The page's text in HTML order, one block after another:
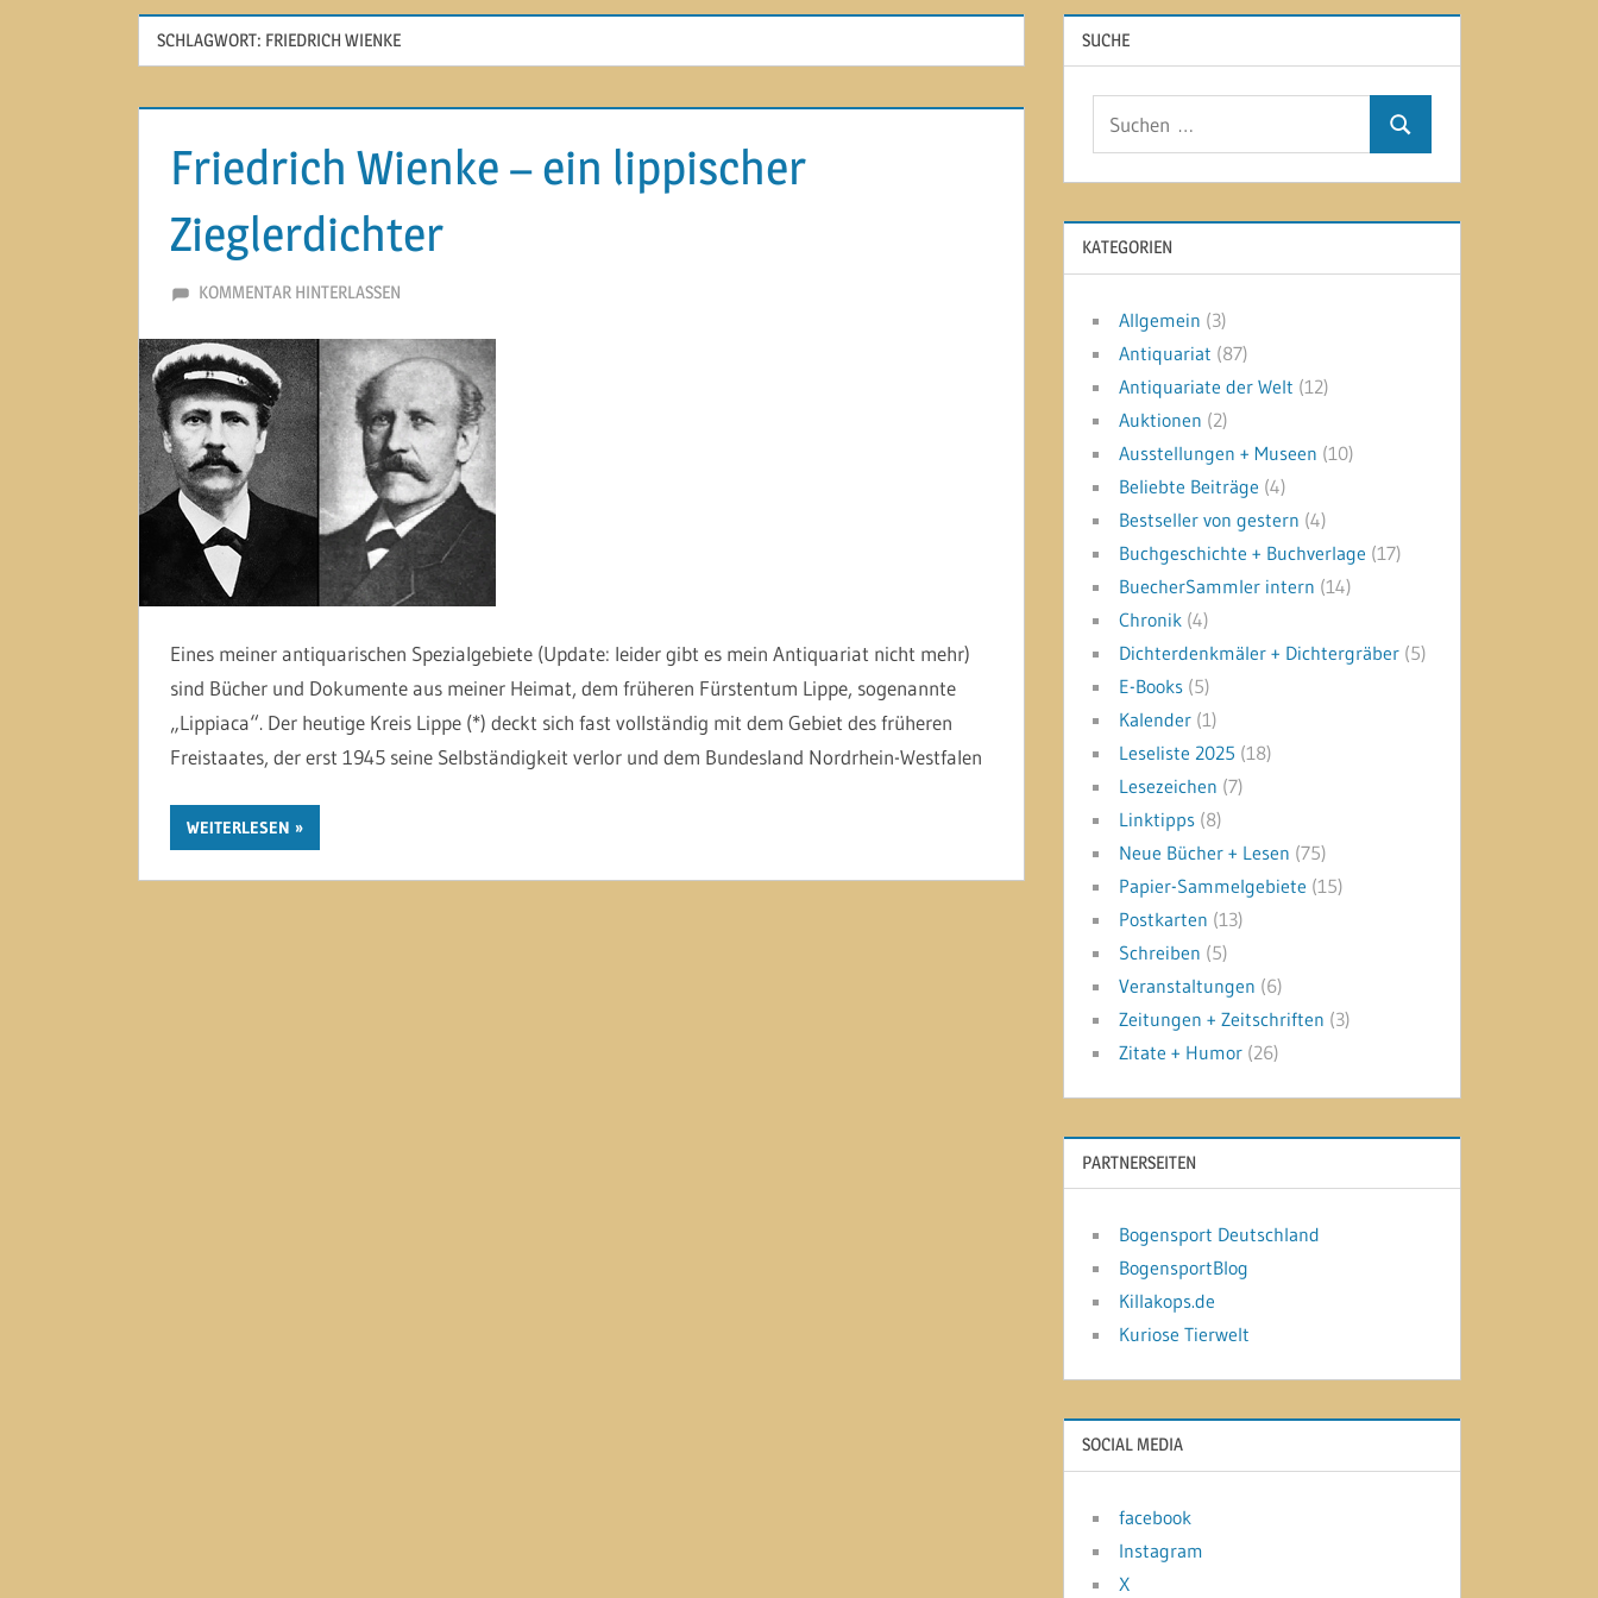
SCHLAGWORT: FRIEDRICH WIENKE
Friedrich Wienke – ein lippischer
Zieglerdichter
16. SEPTEMBER 2013
MARTINA BERG
KOMMENTAR HINTERLASSEN
Eines meiner antiquarischen Spezialgebiete (Update: leider gibt es mein Antiquariat nicht mehr)
sind Bücher und Dokumente aus meiner Heimat, dem früheren Fürstentum Lippe, sogenannte
„Lippiaca“. Der heutige Kreis Lippe (*) deckt sich fast vollständig mit dem Gebiet des früheren
Freistaates, der erst 1945 seine Selbständigkeit verlor und dem Bundesland Nordrhein-Westfalen
WEITERLESEN
SUCHE
Suchen
KATEGORIEN
Allgemein (3)
Antiquariat (87)
Antiquariate der Welt (12)
Auktionen (2)
Ausstellungen + Museen (10)
Beliebte Beiträge (4)
Bestseller von gestern (4)
Buchgeschichte + Buchverlage (17)
BuecherSammler intern (14)
Chronik (4)
Dichterdenkmäler + Dichtergräber (5)
E-Books (5)
Kalender (1)
Leseliste 2025 (18)
Lesezeichen (7)
Linktipps (8)
Neue Bücher + Lesen (75)
Papier-Sammelgebiete (15)
Postkarten (13)
Schreiben (5)
Veranstaltungen (6)
Zeitungen + Zeitschriften (3)
Zitate + Humor (26)
PARTNERSEITEN
Bogensport Deutschland
BogensportBlog
Killakops.de
Kuriose Tierwelt
SOCIAL MEDIA
facebook
Instagram
X